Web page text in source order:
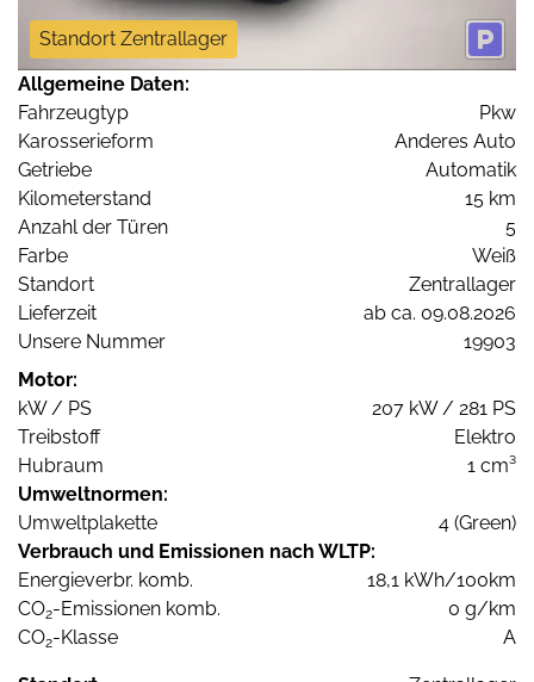
Standort Zentrallager
Allgemeine Daten:
Fahrzeugtyp
Pkw
Karosserieform
Anderes Auto
Getriebe
Automatik
Kilometerstand
15 km
Anzahl der Türen
5
Farbe
Weiß
Standort
Zentrallager
Lieferzeit
ab ca. 09.08.2026
Unsere Nummer
19903
Motor:
kW / PS
207 kW / 281 PS
Treibstoff
Elektro
Hubraum
1 cm³
Umweltnormen:
Umweltplakette
4 (Green)
Verbrauch und Emissionen nach WLTP:
Energieverbr. komb.
18,1 kWh/100km
CO2-Emissionen komb.
0 g/km
CO2-Klasse A